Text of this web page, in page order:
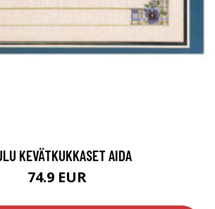
KEVÄTKUKKASET AIDA
74.9 EUR